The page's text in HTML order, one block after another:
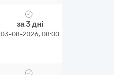
за 3 дні
03-08-2026, 08:00